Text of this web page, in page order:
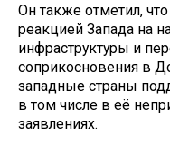
Он также отметил,
реакцией Запада на
инфраструктуры и
соприкосновения в
западные страны
в том числе в её
заявлениях.